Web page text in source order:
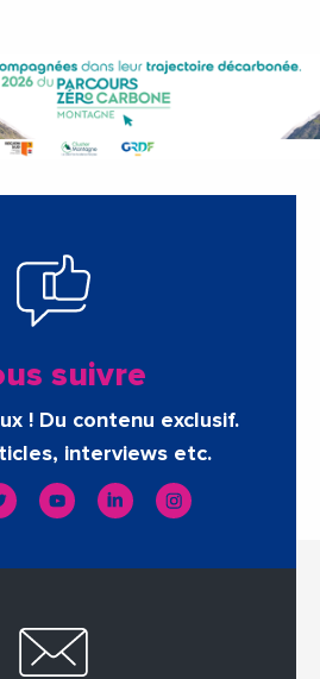
suivre
! Du contenu exclusif.
interviews etc.